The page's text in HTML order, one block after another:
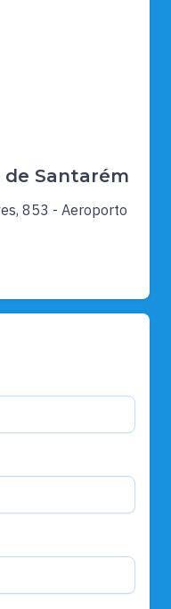
Santarém
853 - Aeroporto